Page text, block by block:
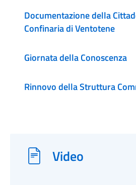
Documentazione della
Confinaria di Ventotene
Giornata della Conoscenza
Rinnovo della Struttura
Video